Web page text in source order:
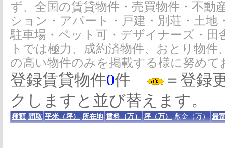
ず、全国の賃貸物件・売買物件・不動
ション・アパート・戸建・別荘・土
駐車場・ペット可・デザイナーズ・
トでは極力、成約済物件、おとり物
の高い物件のみを掲載する様に努めて
登録賃貸物件0件
＝登録
クしますと並び替えます。
種類 間取 平米（坪） 所在地 賃料（万） 坪（万） 敷金（万） 最